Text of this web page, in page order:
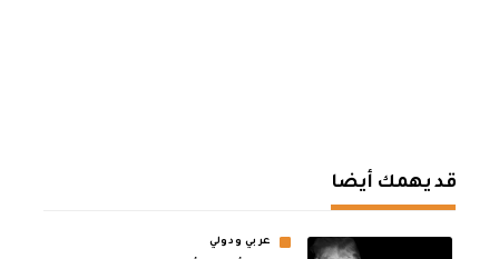
قد يهمك أيضا
عربي ودولي